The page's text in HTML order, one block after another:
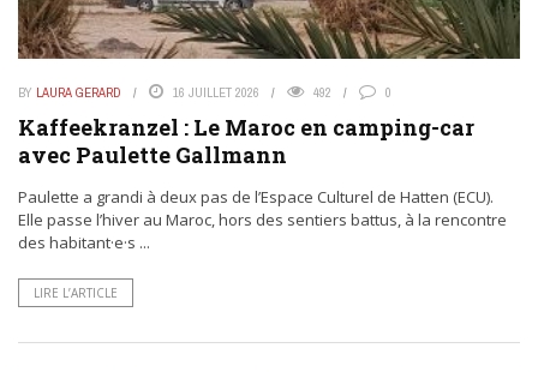
BY LAURA GERARD 16 JUILLET 2026 492 0
Kaffeekranzel : Le Maroc en camping-car
avec Paulette Gallmann
Paulette a grandi à deux pas de l’Espace Culturel de Hatten (ECU).
Elle passe l’hiver au Maroc, hors des sentiers battus, à la rencontre
des habitant·e·s ...
LIRE L’ARTICLE